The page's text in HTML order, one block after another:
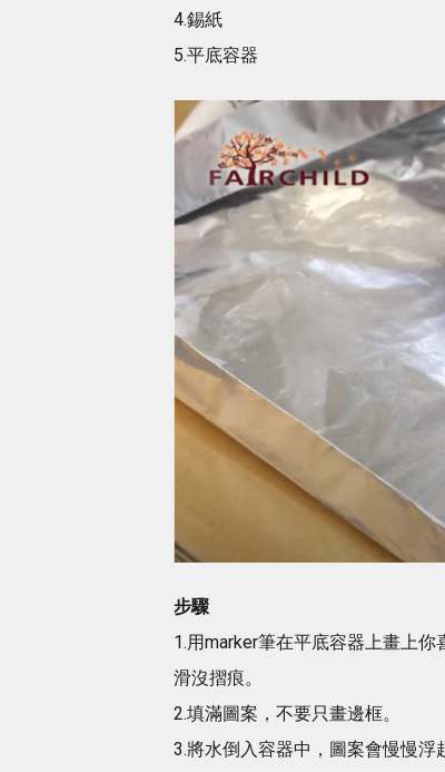
4.錫紙
5.平底容器
步驟
1.用marker筆在平底容器上畫上
滑沒摺痕。
2.填滿圖案，不要只畫邊框。
3.將水倒入容器中，圖案會慢慢浮